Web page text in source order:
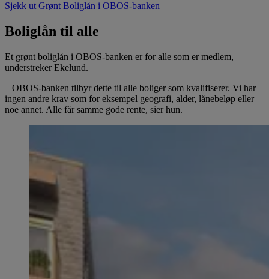
Sjekk ut Grønt Boliglån i OBOS-banken
Boliglån til alle
Et grønt boliglån i OBOS-banken er for alle som er medlem,
understreker Ekelund.
– OBOS-banken tilbyr dette til alle boliger som kvalifiserer. Vi har
ingen andre krav som for eksempel geografi, alder, lånebeløp eller
noe annet. Alle får samme gode rente, sier hun.